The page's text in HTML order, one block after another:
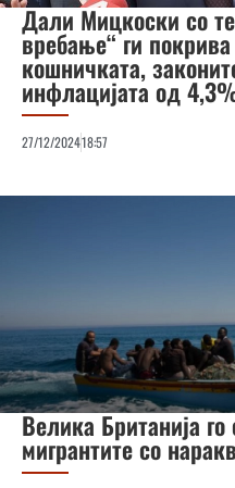
Дали Мицкоски со
вребање“ ги
кошничката,
инфлацијата од
27/12/202418:57
Велика Британија
мигрантите со